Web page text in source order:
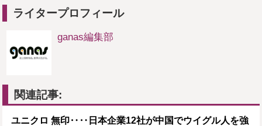
ライタープロフィール
ganas編集部
関連記事:
ユニクロ 無印‥‥日本企業12社が中国でウイグル人を強